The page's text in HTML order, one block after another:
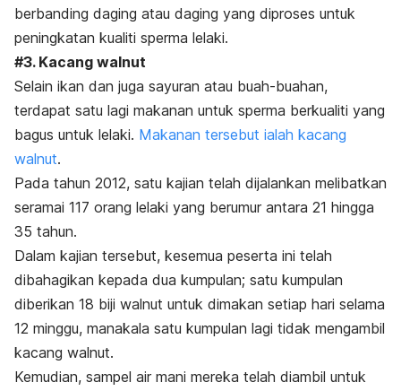
berbanding daging atau daging yang diproses untuk
peningkatan kualiti sperma lelaki.
#3. Kacang walnut
Selain ikan dan juga sayuran atau buah-buahan,
terdapat satu lagi makanan untuk sperma berkualiti yang
bagus untuk lelaki. Makanan tersebut ialah kacang
walnut.
Pada tahun 2012, satu kajian telah dijalankan melibatkan
seramai 117 orang lelaki yang berumur antara 21 hingga
35 tahun.
Dalam kajian tersebut, kesemua peserta ini telah
dibahagikan kepada dua kumpulan; satu kumpulan
diberikan 18 biji walnut untuk dimakan setiap hari selama
12 minggu, manakala satu kumpulan lagi tidak mengambil
kacang walnut.
Kemudian, sampel air mani mereka telah diambil untuk